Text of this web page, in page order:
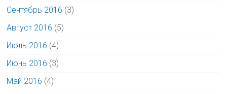
Сентябрь 2016 (3)
Август 2016 (5)
Июль 2016 (4)
Июнь 2016 (3)
Май 2016 (4)